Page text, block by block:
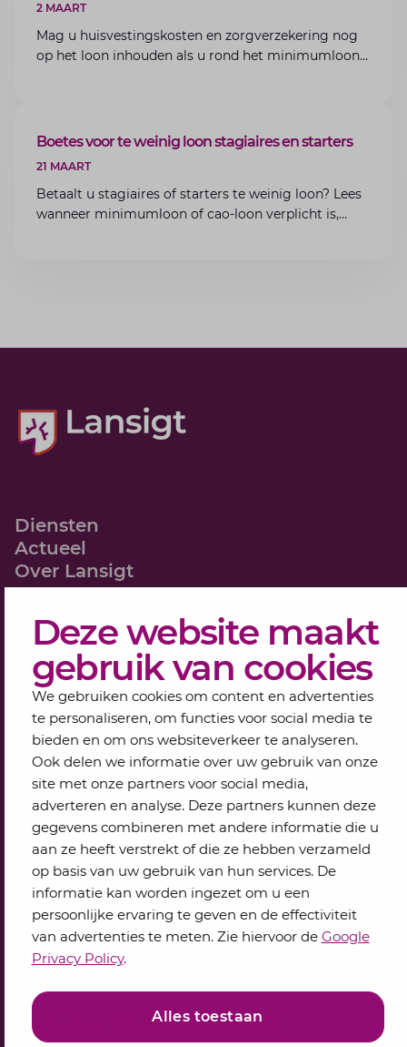
Deze website maakt
gebruik van cookies
We gebruiken cookies om content en advertenties
te personaliseren, om functies voor social media te
bieden en om ons websiteverkeer te analyseren.
Ook delen we informatie over uw gebruik van onze
site met onze partners voor social media,
adverteren en analyse. Deze partners kunnen deze
gegevens combineren met andere informatie die u
aan ze heeft verstrekt of die ze hebben verzameld
op basis van uw gebruik van hun services. De
informatie kan worden ingezet om u een
persoonlijke ervaring te geven en de effectiviteit
van advertenties te meten. Zie hiervoor de Google
Privacy Policy.
Alles toestaan
2 MAART
Mag u huisvestingskosten en zorgverzekering nog
op het loon inhouden als u rond het minimumloon
ARTIKEL
Boetes voor te weinig loon stagiaires en starters
21 MAART
Betaalt u stagiaires of starters te weinig loon? Lees
wanneer minimumloon of cao-loon verplicht is,
Diensten
Actueel
Over Lansigt
Contact
Schrijf je in voor onze nieuwsbrief
Elke maand bundelen de adviseurs van Lansigt in
de eSigt het nieuws.
Jouw emailadres
Inschrijven
Privacyverklaring Algemene voorwaarden